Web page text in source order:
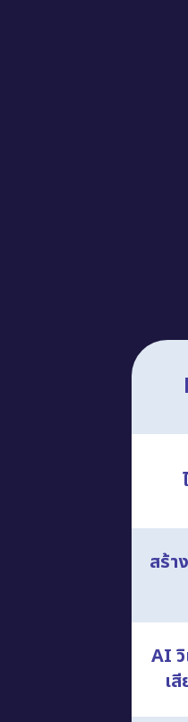
สร้า
AI วิ
เ